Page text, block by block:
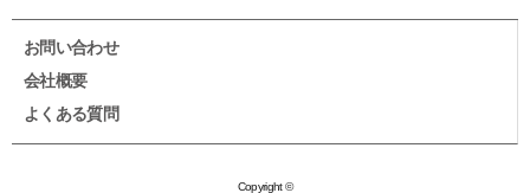
お問い合わせ
会社概要
よくある質問
Copyright ©